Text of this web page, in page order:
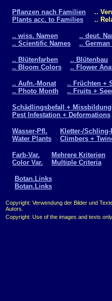
Pflanzen nach Familien
Plants acc. to Families
..
..
.. wiss. Namen
.. Scientific Names
.. deut.
.. German
.. Blütenfarben
.. Bloom Colors
.. Blütenbau
.. Flower
.. Aufn.-Monat
.. Photo Month
.. Früchten +
.. Fruits +
Schädlingsbefall +
Pest Infestation + Deformations
Wasser-Pfl.
Water Plants
Kletter-/Schling-
Climbers +
Farb-Var.
Color Var.
Mehrere Kriterien
Multiple Criteria
Botan.Links
Botan.Links
Copyright: Verwendung der Bilder und
Autors.
Copyright: Use of the images and texts